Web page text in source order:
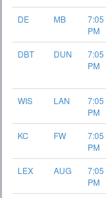
DE
MB
7:05
PM
DBT
DUN
7:05
PM
WIS
LAN
7:05
PM
KC
FW
7:05
PM
LEX
AUG
7:05
PM